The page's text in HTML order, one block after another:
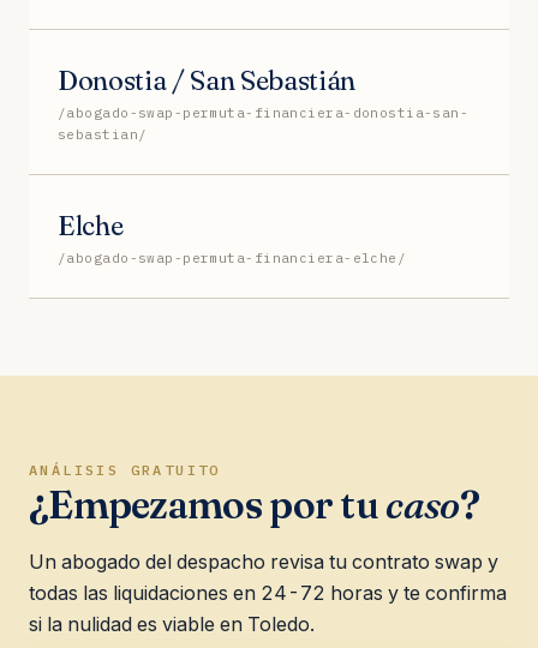
Donostia / San Sebastián
/abogado-swap-permuta-financiera-donostia-san-
sebastian/
Elche
/abogado-swap-permuta-financiera-elche/
ANÁLISIS GRATUITO
¿Empezamos por tucaso?
Un abogado del despacho revisa tu contrato swap y
todas las liquidaciones en 24-72 horas y te confirma
si la nulidad es viable en Toledo.